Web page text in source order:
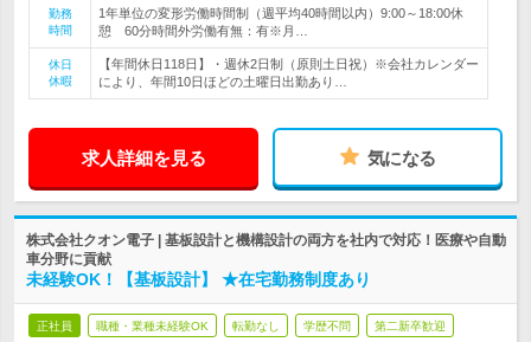
勤務
時間
1年単位の変形労働時間制（週平均40時間以内）9:00～18:00休
憩 60分時間外労働有無：有※月…
休日
休暇
【年間休日118日】・週休2日制（原則土日祝）※会社カレンダー
により、年間10日ほどの土曜日出勤あり…
求人詳細を見る 気になる
株式会社クオン電子 | 基板設計と機構設計の両方を社内で対応！医療や自動
車分野に貢献
未経験OK！【基板設計】 ★在宅勤務制度あり
正社員 職種・業種未経験OK 転勤なし 学歴不問 第二新卒歓迎